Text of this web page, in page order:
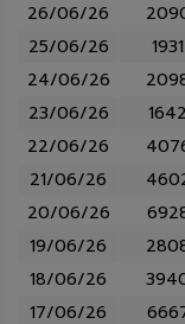
26/06/26
25/06/26
1931
24/06/26
23/06/26
1642
22/06/26
21/06/26
20/06/26
19/06/26
18/06/26
17/06/26